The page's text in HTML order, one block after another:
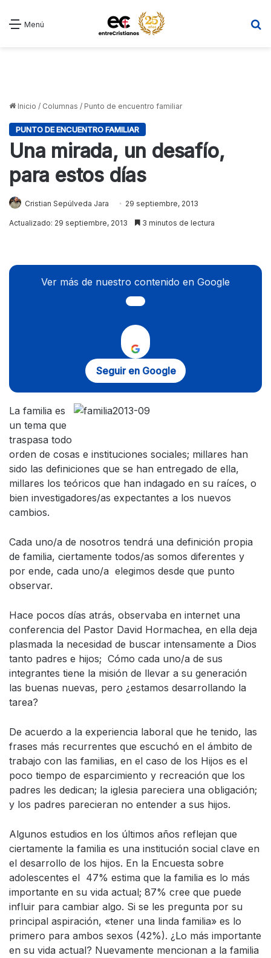
Menú
Inicio / Columnas / Punto de encuentro familiar
PUNTO DE ENCUENTRO FAMILIAR
Una mirada, un desafío,
para estos días
Cristian Sepúlveda Jara 29 septiembre, 2013
Actualizado: 29 septiembre, 2013 3 minutos de lectura
Ver más de nuestro contenido en Google
Seguir en Google
La familia es
un tema que
traspasa todo
orden de cosas e instituciones sociales; millares han
sido las definiciones que se han entregado de ella,
millares los teóricos que han indagado en su raíces, o
bien investigadores/as expectantes a los nuevos
cambios.
Cada uno/a de nosotros tendrá una definición propia
de familia, ciertamente todos/as somos diferentes y
por ende, cada uno/a elegimos desde que punto
observar.
Hace pocos días atrás, observaba en internet una
conferencia del Pastor David Hormachea, en ella deja
plasmada la necesidad de buscar intensamente a Dios
tanto padres e hijos; Cómo cada uno/a de sus
integrantes tiene la misión de llevar a su generación
las buenas nuevas, pero ¿estamos desarrollando la
tarea?
De acuerdo a la experiencia laboral que he tenido, las
frases más recurrentes que escuchó en el ámbito de
trabajo con las familias, en el caso de los Hijos es el
poco tiempo de esparcimiento y recreación que los
padres les dedican; la iglesia pareciera una obligación;
y los padres parecieran no entender a sus hijos.
Algunos estudios en los últimos años reflejan que
ciertamente la familia es una institución social clave en
el desarrollo de los hijos. En la Encuesta sobre
adolescentes el 47% estima que la familia es lo más
importante en su vida actual; 87% cree que puede
influir para cambiar algo. Si se les pregunta por su
principal aspiración, «tener una linda familia» es lo
primero para ambos sexos (42%). ¿Lo más importante
en su vida actual? Nuevamente mencionan a la familia